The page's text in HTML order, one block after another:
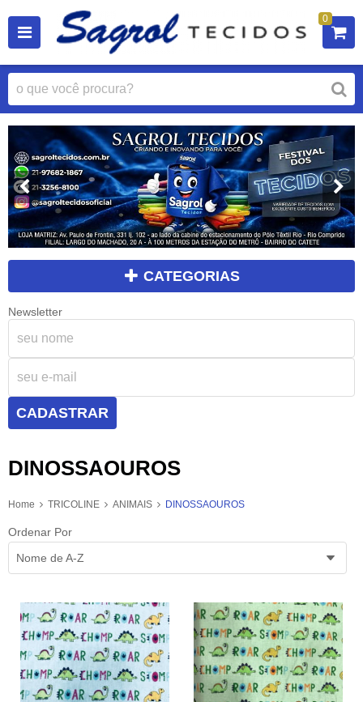
0
CATEGORIAS
Newsletter
CADASTRAR
DINOSSAOUROS
Home TRICOLINE ANIMAIS DINOSSAOUROS
Ordenar Por
Nome de A-Z